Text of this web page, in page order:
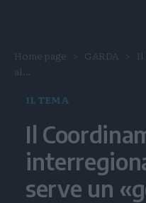
Home page GARDA
al...
IL TEMA
Il
serve un